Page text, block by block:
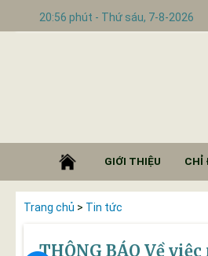
20:56 phút - Thứ sáu, 7-8-2026
tác Tuần 39 của LĐ UBND
GIỚI THIỆU CHỈ
Trang chủ > Tin tức
THÔNG BÁO Về